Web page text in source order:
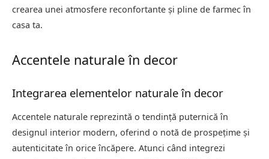
crearea unei atmosfere reconfortante și pline de farmec în
casa ta.
Accentele naturale în decor
Integrarea elementelor naturale în decor
Accentele naturale reprezintă o tendință puternică în
designul interior modern, oferind o notă de prospețime și
autenticitate în orice încăpere. Atunci când integrezi